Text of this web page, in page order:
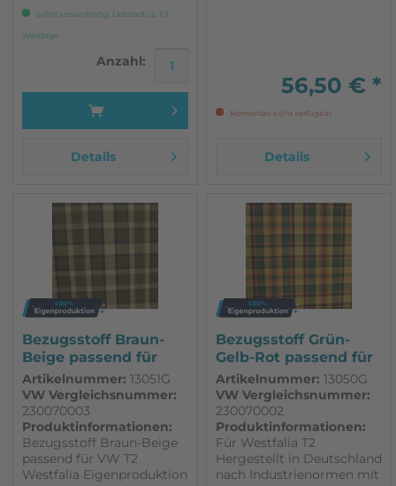
Sofort versandfertig, Lieferzeit ca. 1-3
Werktage
Anzahl:
Details
56,50 € *
Momentan nicht verfügbar
Details
Bezugsstoff Braun-
Beige passend für
VW T2...
Artikelnummer: 13051G
VW Vergleichsnummer:
230070003
Produktinformationen:
Bezugsstoff Braun-Beige
passend für VW T2
Westfalia Eigenproduktion
Bezugsstoff Grün-
Gelb-Rot passend für
VW T2...
Artikelnummer: 13050G
VW Vergleichsnummer:
230070002
Produktinformationen:
Für Westfalia T2
Hergestellt in Deutschland
nach Industrienormen mit